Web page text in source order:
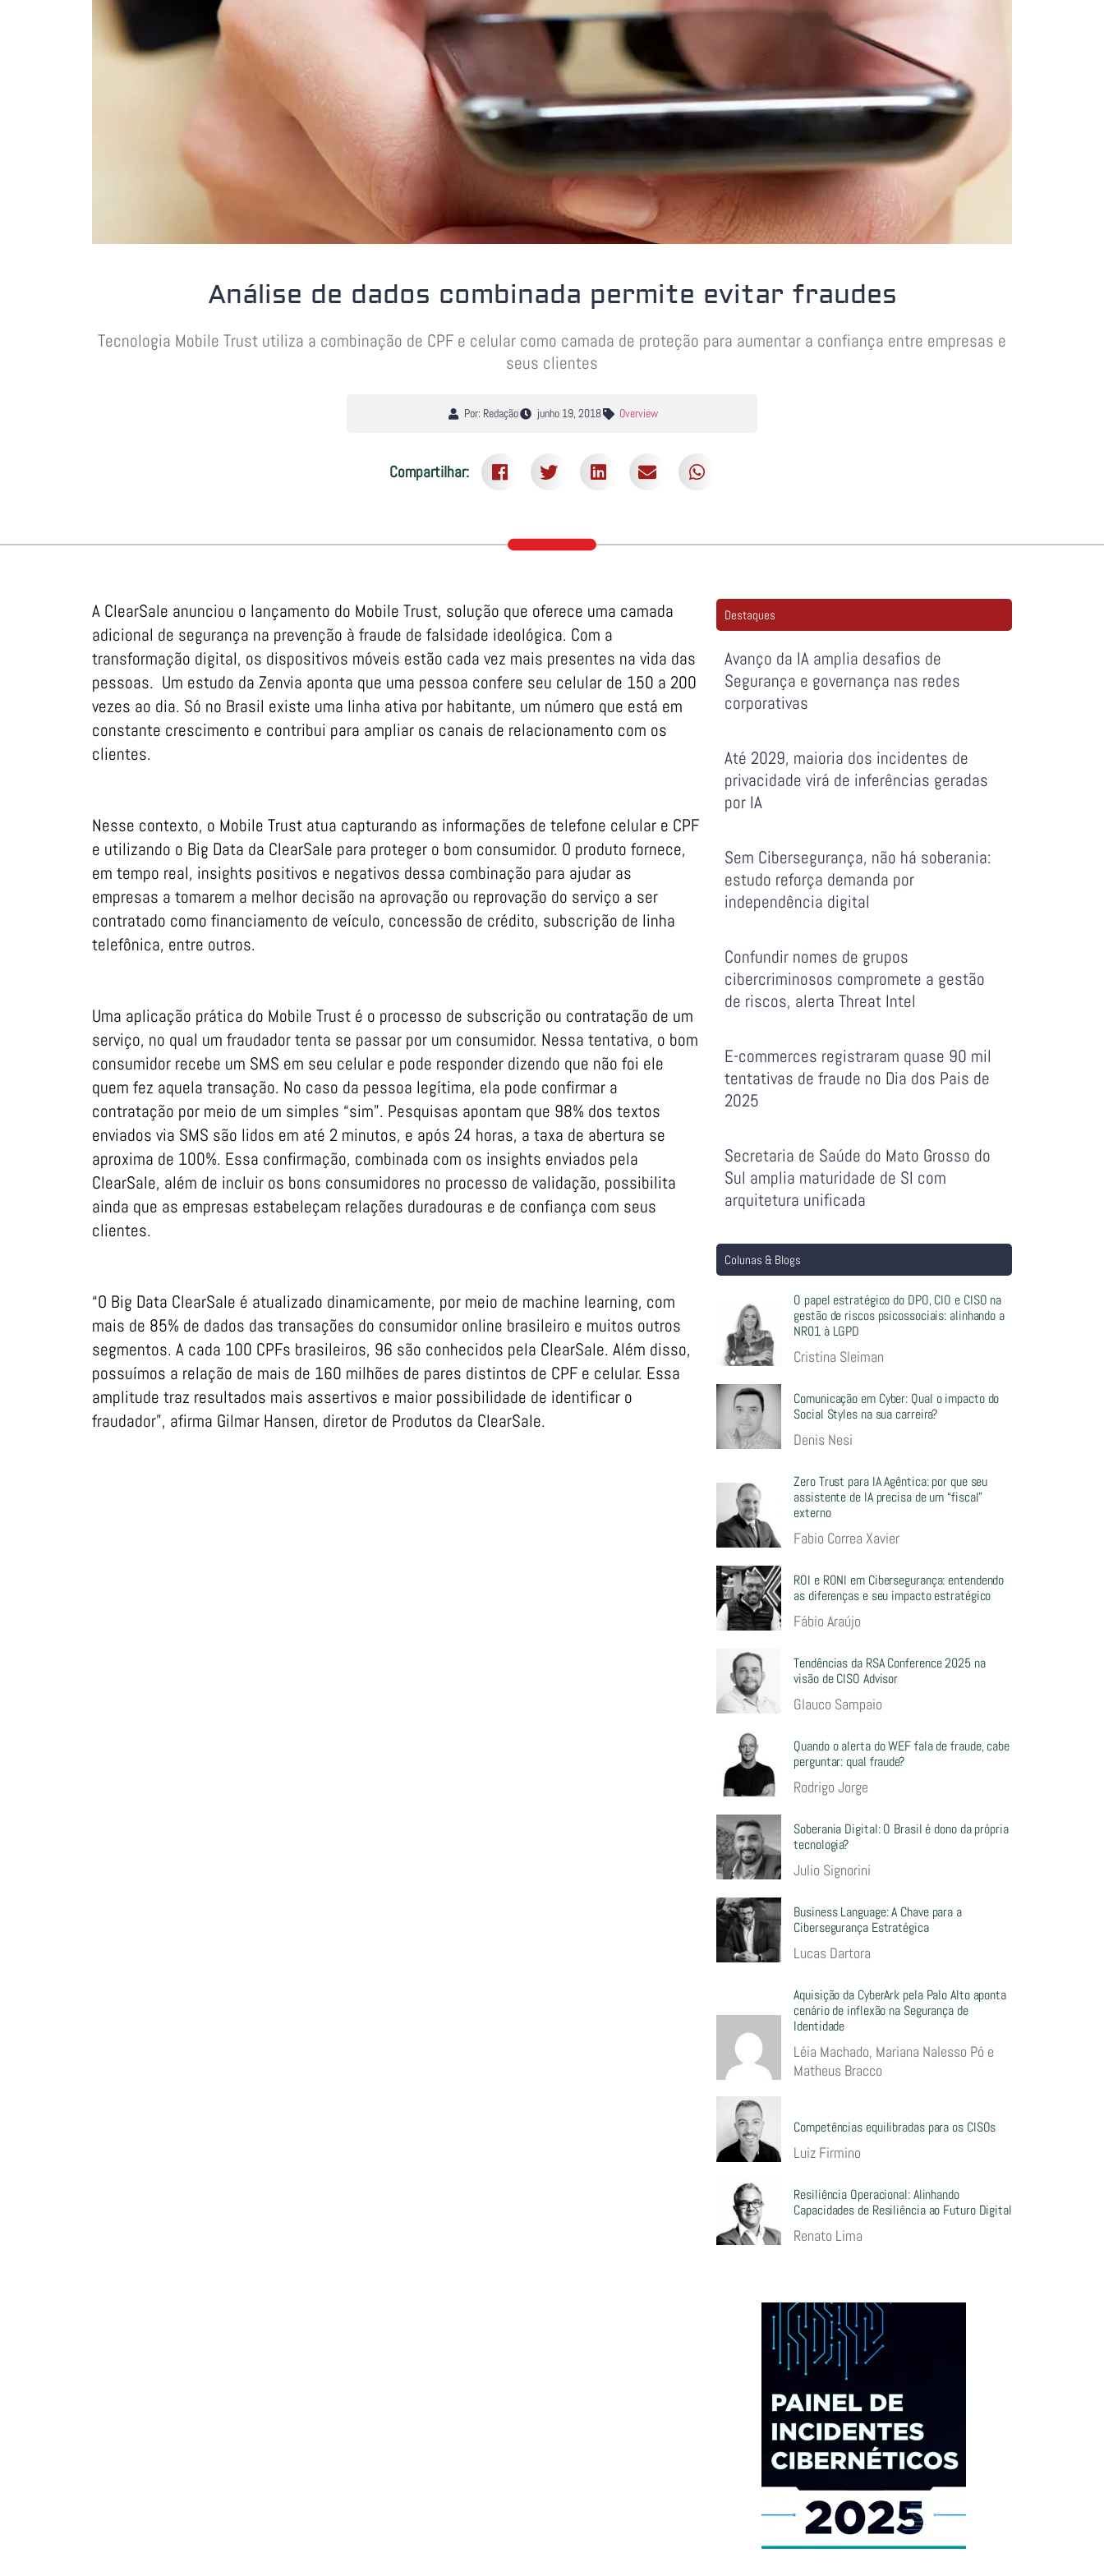
Análise de dados combinada permite evitar fraudes
Tecnologia Mobile Trust utiliza a combinação de CPF e celular como camada de proteção para aumentar a confiança entre empresas e
seus clientes
Por: Redação junho 19, 2018 Overview
Compartilhar:
A ClearSale anunciou o lançamento do Mobile Trust, solução que oferece uma camada
adicional de segurança na prevenção à fraude de falsidade ideológica. Com a
transformação digital, os dispositivos móveis estão cada vez mais presentes na vida das
pessoas. Um estudo da Zenvia aponta que uma pessoa confere seu celular de 150 a 200
vezes ao dia. Só no Brasil existe uma linha ativa por habitante, um número que está em
constante crescimento e contribui para ampliar os canais de relacionamento com os
clientes.
Nesse contexto, o Mobile Trust atua capturando as informações de telefone celular e CPF
e utilizando o Big Data da ClearSale para proteger o bom consumidor. O produto fornece,
em tempo real, insights positivos e negativos dessa combinação para ajudar as
empresas a tomarem a melhor decisão na aprovação ou reprovação do serviço a ser
contratado como financiamento de veículo, concessão de crédito, subscrição de linha
telefônica, entre outros.
Uma aplicação prática do Mobile Trust é o processo de subscrição ou contratação de um
serviço, no qual um fraudador tenta se passar por um consumidor. Nessa tentativa, o bom
consumidor recebe um SMS em seu celular e pode responder dizendo que não foi ele
quem fez aquela transação. No caso da pessoa legítima, ela pode confirmar a
contratação por meio de um simples “sim”. Pesquisas apontam que 98% dos textos
enviados via SMS são lidos em até 2 minutos, e após 24 horas, a taxa de abertura se
aproxima de 100%. Essa confirmação, combinada com os insights enviados pela
ClearSale, além de incluir os bons consumidores no processo de validação, possibilita
ainda que as empresas estabeleçam relações duradouras e de confiança com seus
clientes.
“O Big Data ClearSale é atualizado dinamicamente, por meio de machine learning, com
mais de 85% de dados das transações do consumidor online brasileiro e muitos outros
segmentos. A cada 100 CPFs brasileiros, 96 são conhecidos pela ClearSale. Além disso,
possuímos a relação de mais de 160 milhões de pares distintos de CPF e celular. Essa
amplitude traz resultados mais assertivos e maior possibilidade de identificar o
fraudador”, afirma Gilmar Hansen, diretor de Produtos da ClearSale.
Destaques
Avanço da IA amplia desafios de
Segurança e governança nas redes
corporativas
Até 2029, maioria dos incidentes de
privacidade virá de inferências geradas
por IA
Sem Cibersegurança, não há soberania:
estudo reforça demanda por
independência digital
Confundir nomes de grupos
cibercriminosos compromete a gestão
de riscos, alerta Threat Intel
E-commerces registraram quase 90 mil
tentativas de fraude no Dia dos Pais de
2025
Secretaria de Saúde do Mato Grosso do
Sul amplia maturidade de SI com
arquitetura unificada
Colunas & Blogs
O papel estratégico do DPO, CIO e CISO na
gestão de riscos psicossociais: alinhando a
NR01 à LGPD
Cristina Sleiman
Comunicação em Cyber: Qual o impacto do
Social Styles na sua carreira?
Denis Nesi
Zero Trust para IA Agêntica: por que seu
assistente de IA precisa de um “fiscal”
externo
Fabio Correa Xavier
ROI e RONI em Cibersegurança: entendendo
as diferenças e seu impacto estratégico
Fábio Araújo
Tendências da RSA Conference 2025 na
visão de CISO Advisor
Glauco Sampaio
Quando o alerta do WEF fala de fraude, cabe
perguntar: qual fraude?
Rodrigo Jorge
Soberania Digital: O Brasil é dono da própria
tecnologia?
Julio Signorini
Business Language: A Chave para a
Cibersegurança Estratégica
Lucas Dartora
Aquisição da CyberArk pela Palo Alto aponta
cenário de inflexão na Segurança de
Identidade
Léia Machado, Mariana Nalesso Pó e
Matheus Bracco
Competências equilibradas para os CISOs
Luiz Firmino
Resiliência Operacional: Alinhando
Capacidades de Resiliência ao Futuro Digital
Renato Lima